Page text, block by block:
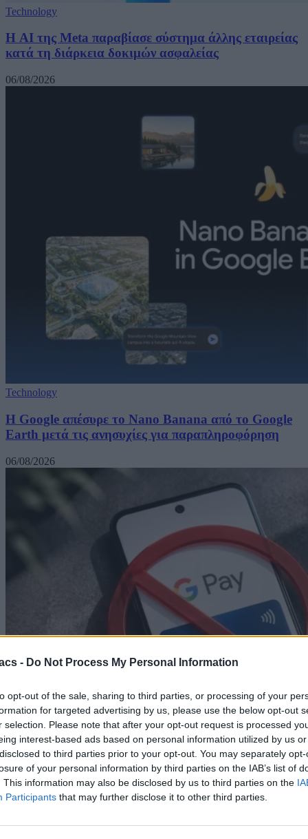
- Do Not Process My Personal Information
opt-out of the sale, sharing to third parties, or processing of your
for targeted advertising by us, please use the below opt-out
selection. Please note that after your opt-out request is processed
interest-based ads based on personal information utilized by us
to third parties prior to your opt-out. You may separately
of your personal information by third parties on the IAB’s list of
This information may also be disclosed by us to third parties on the
Participants that may further disclose it to other third parties.
Technology
Η AI της Meta παραβίασε σύστημα άλλης εταιρείας
κατά τη διάρκεια δοκιμών ασφαλείας
06/08/2026
Technology
Η Google απέσυρε το Nano Banana από το Google
Earth μετά τις ανησυχίες για παραπληροφόρηση
06/08/2026
Mobile
Μπλόκο στις ανέπαφες πληρωμές: Η ενημέρωση των
OnePlus